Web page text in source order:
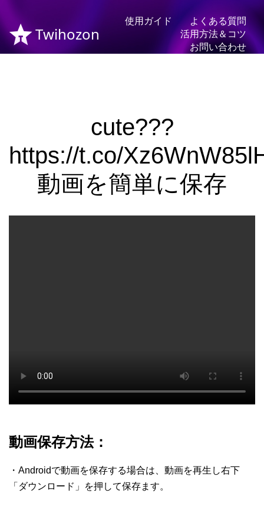
Twihozon
使用ガイド
よくある質問
活用方法＆コツ
お問い合わせ
cute???
https://t.co/
動画を簡単に保存
動画保存方法：
・Androidで動画を保存する場合は、動画を再生し右下
「ダウンロード」を押して保存ます。